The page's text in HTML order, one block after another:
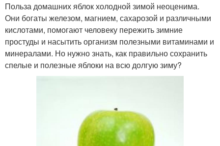
Польза домашних яблок холодной зимой неоценима.
Они богаты железом, магнием, сахарозой и различными
кислотами, помогают человеку пережить зимние
простуды и насытить организм полезными витаминами и
минералами. Но нужно знать, как правильно сохранить
спелые и полезные яблоки на всю долгую зиму?